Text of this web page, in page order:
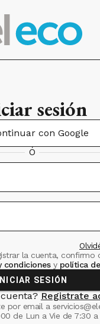
sesión
con Google
Ó
la cuenta, confirmo
condiciones ypolítica
INICIAR SESIÓN
Registrate
por email a
de Lun a Vie de 7:30 a